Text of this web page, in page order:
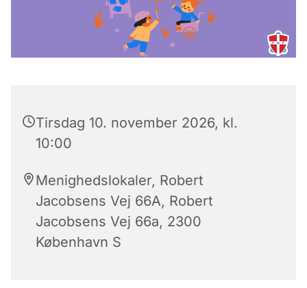
Tirsdag 10. november 2026, kl.
10:00
Menighedslokaler, Robert
Jacobsens Vej 66A, Robert
Jacobsens Vej 66a, 2300
København S